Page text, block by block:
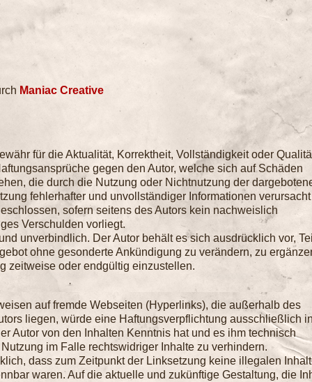
Maniac Creative
für die Aktualität, Korrektheit, Vollständigkeit oder
gegen den Autor, welche sich auf Schäden
die durch die Nutzung oder Nichtnutzung der
fehlerhafter und unvollständiger Informationen verursacht
sofern seitens des Autors kein nachweislich
Verschulden vorliegt.
unverbindlich. Der Autor behält es sich ausdrücklich vor,
ohne gesonderte Ankündigung zu verändern, zu
zeitweise oder endgültig einzustellen.
auf fremde Webseiten (Hyperlinks), die außerhalb des
liegen, würde eine Haftungsverpflichtung ausschließlich
Autor von den Inhalten Kenntnis hat und es ihm technisch
im Falle rechtswidriger Inhalte zu verhindern.
dass zum Zeitpunkt der Linksetzung keine illegalen
waren. Auf die aktuelle und zukünftige Gestaltung, die